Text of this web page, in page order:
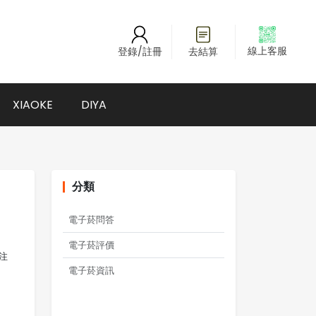
登錄/註冊 去結算 線上客服
XIAOKE DIYA
分類
電子菸問答
電子菸評價
電子菸資訊